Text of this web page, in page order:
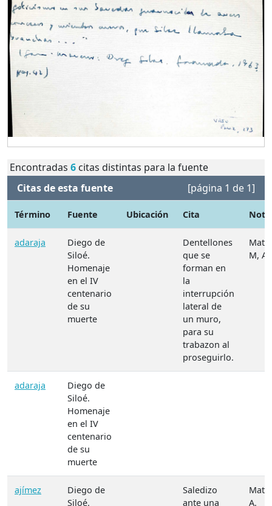
Encontradas 6 citas distintas para la fuente
Citas de esta fuente
[página 1 de 1]
Término Fuente Ubicación Cita
adaraja
Diego de
Siloé.
Homenaje
en el IV
centenario
de su
muerte
Dentellones
que se
forman en
la
interrupción
lateral de
un muro,
para su
trabazon al
proseguirlo.
M, A.
adaraja
Diego de
Siloé.
Homenaje
en el IV
centenario
de su
muerte
ajímez
Diego de
Siloé.
Saledizo
ante una
A.